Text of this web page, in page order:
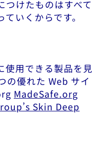
つけたものはすべて
いくからです。
使用できる製品を見
の優れた Web サイ
MadeSafe.org
Skin Deep